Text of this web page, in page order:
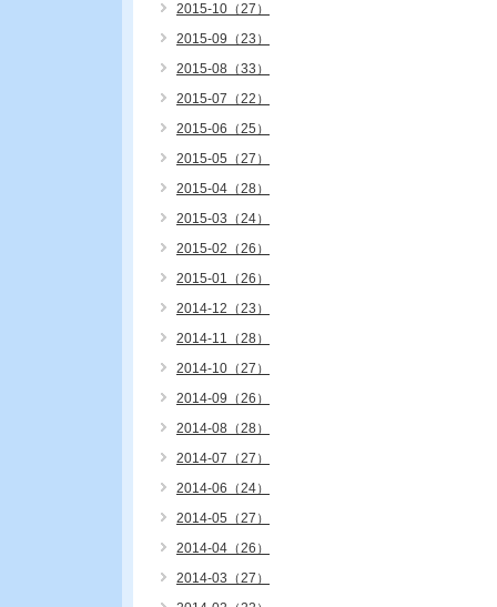
2015-10（27）
2015-09（23）
2015-08（33）
2015-07（22）
2015-06（25）
2015-05（27）
2015-04（28）
2015-03（24）
2015-02（26）
2015-01（26）
2014-12（23）
2014-11（28）
2014-10（27）
2014-09（26）
2014-08（28）
2014-07（27）
2014-06（24）
2014-05（27）
2014-04（26）
2014-03（27）